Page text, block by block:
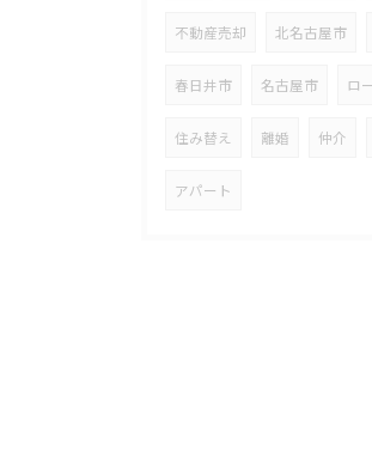
不動産売却 北名古屋市
春日井市 名古屋市 ロ
住み替え 離婚 仲介
アパート